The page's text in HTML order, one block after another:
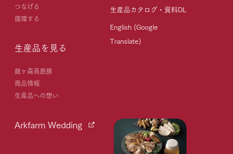
つなげる
循環する
生産品を見る
館ヶ森高原豚
商品情報
生産品への想い
Arkfarm Wedding
生産品カタログ・資料DL
English (Google
Translate)